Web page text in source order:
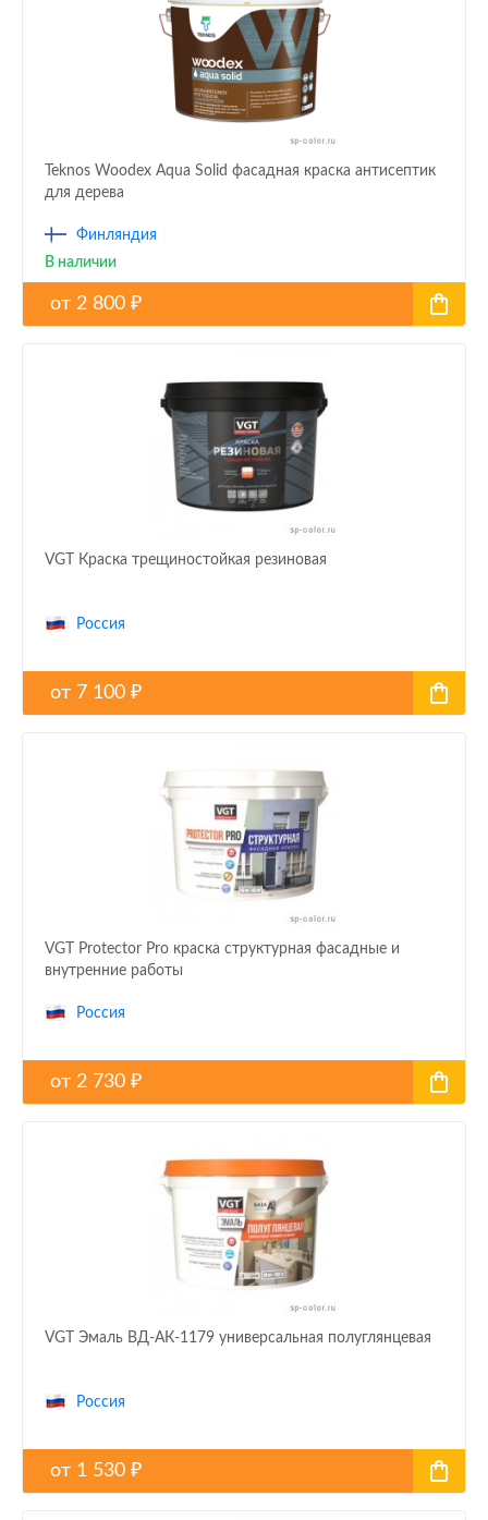
Teknos Woodex Aqua Solid фасадная краска антисептик
для дерева
Финляндия
В наличии
от 2 800 ₽
VGT Краска трещиностойкая резиновая
Россия
от 7 100 ₽
VGT Protector Pro краска структурная фасадные и
внутренние работы
Россия
от 2 730 ₽
VGT Эмаль ВД-АК-1179 универсальная полуглянцевая
Россия
от 1 530 ₽